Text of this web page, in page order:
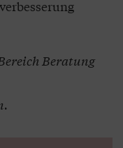
Beratung